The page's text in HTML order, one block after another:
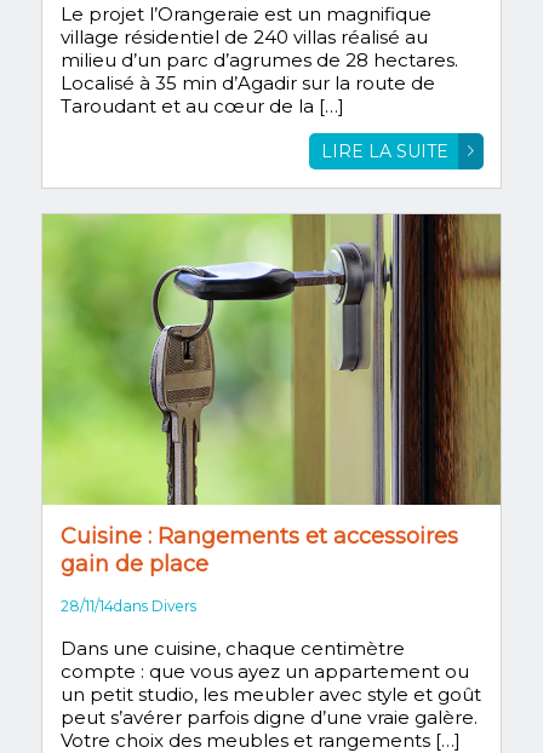
Le projet l’Orangeraie est un magnifique
village résidentiel de 240 villas réalisé au
milieu d’un parc d’agrumes de 28 hectares.
Localisé à 35 min d’Agadir sur la route de
Taroudant et au cœur de la […]
LIRE LA SUITE
Cuisine : Rangements et accessoires
gain de place
28/11/14dans Divers
Dans une cuisine, chaque centimètre
compte : que vous ayez un appartement ou
un petit studio, les meubler avec style et goût
peut s’avérer parfois digne d’une vraie galère.
Votre choix des meubles et rangements […]